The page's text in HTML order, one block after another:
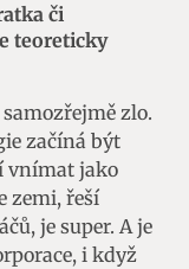
či
teoreticky
zlo.
začíná být
vnímat jako
zemi, řeší
je super. A je
i když